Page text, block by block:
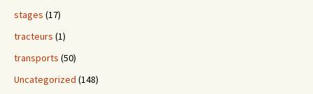
stages (17)
tracteurs (1)
transports (50)
Uncategorized (148)